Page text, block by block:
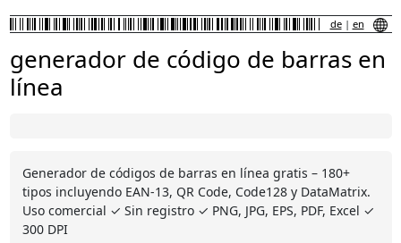
de| en
generador de código de barras en
línea
Generador de códigos de barras en línea gratis – 180+
tipos incluyendo EAN-13, QR Code, Code128 y DataMatrix.
Uso comercial ✓ Sin registro ✓ PNG, JPG, EPS, PDF, Excel ✓
300 DPI